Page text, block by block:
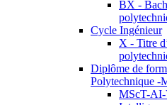
BX -
Cycle Ingénieur
X - Titre
Diplôme de
Polytechnique -
MScT-